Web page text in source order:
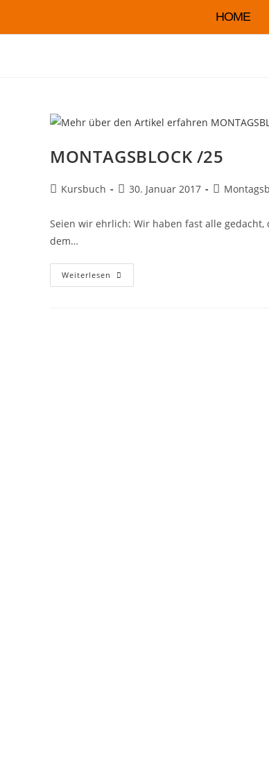
HOME
MONTAGSBLOCK /25
Kursbuch 30. Januar 2017
Seien wir ehrlich: Wir haben fast alle
dem…
Weiterlesen